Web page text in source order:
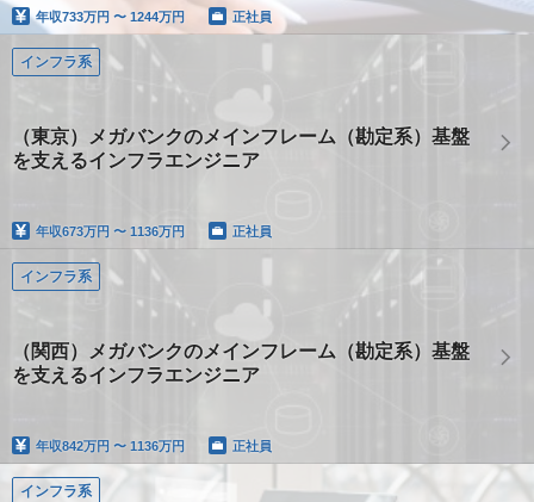
年収733万円 〜 1244万円 正社員
インフラ系
（東京）メガバンクのメインフレーム（勘定系）基盤
を支えるインフラエンジニア
年収673万円 〜 1136万円 正社員
インフラ系
（関西）メガバンクのメインフレーム（勘定系）基盤
を支えるインフラエンジニア
年収842万円 〜 1136万円 正社員
インフラ系